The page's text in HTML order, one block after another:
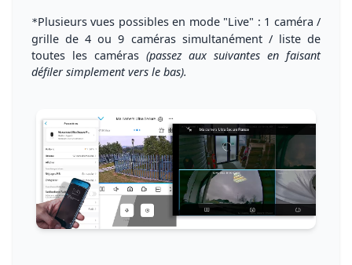
*Plusieurs vues possiblesen mode "Live" : 1 caméra /
grille de 4 ou 9 caméras simultanément/ liste de
toutes les caméras (passez aux suivantes en faisant
défiler simplement vers le bas).